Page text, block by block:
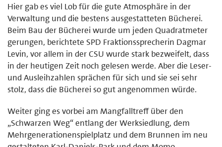
Hier gab es viel Lob für die gute Atmosphäre in der
Verwaltung und die bestens ausgestatteten Bücherei.
Beim Bau der Bücherei wurde um jeden Quadratmeter
gerungen, berichtete SPD Fraktionssprecherin Dagmar
Levin, vor allem in der CSU wurde stark bezweifelt, dass
in der heutigen Zeit noch gelesen werde. Aber die Leser-
und Ausleihzahlen sprächen für sich und sie sei sehr
stolz, dass die Bücherei so gut angenommen würde.
Weiter ging es vorbei am Mangfalltreff über den
„Schwarzen Weg“ entlang der Werksiedlung, dem
Mehrgenerationenspielplatz und dem Brunnen im neu